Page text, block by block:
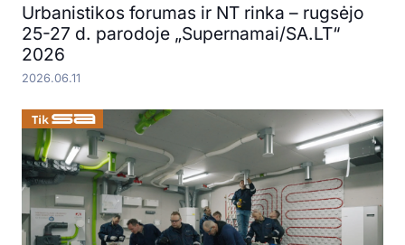
Urbanistikos forumas ir NT rinka – rugsėjo
25-27 d. parodoje „Supernamai/SA.LT“
2026
2026.06.11